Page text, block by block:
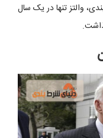
میان ۳۹ سال شرط بندی، والتز تنها در یک سال